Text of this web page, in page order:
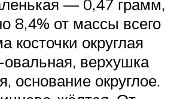
— 0,47 грамм,
8,4% от массы всего
косточки округлая
овальная, верхушка
основание округлое.